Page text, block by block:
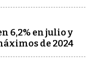
6,2% en julio y
de 2024